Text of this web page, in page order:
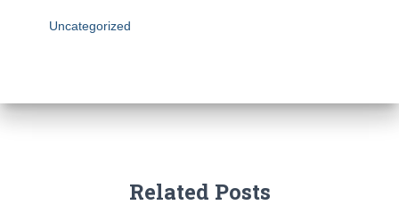
Uncategorized
Related Posts